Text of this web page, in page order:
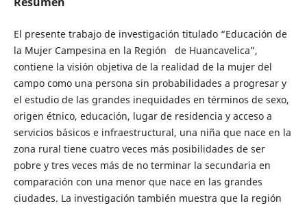
El presente trabajo de investigación titulado “Educación de
la Mujer Campesina en la Región de Huancavelica”,
contiene la visión objetiva de la realidad de la mujer del
campo como una persona sin probabilidades a progresar y
el estudio de las grandes inequidades en términos de sexo,
origen étnico, educación, lugar de residencia y acceso a
servicios básicos e infraestructural, una niña que nace en la
zona rural tiene cuatro veces más posibilidades de ser
pobre y tres veces más de no terminar la secundaria en
comparación con una menor que nace en las grandes
ciudades. La investigación también muestra que la región